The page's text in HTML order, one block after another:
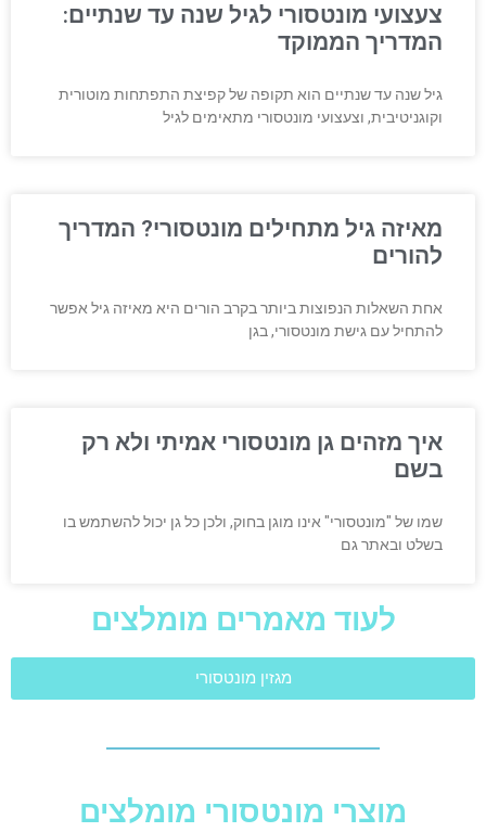
צעצועי מונטסורי לגיל שנה עד שנתיים:
המדריך הממוקד
גיל שנה עד שנתיים הוא תקופה של קפיצת התפתחות מוטורית
וקוגניטיבית, וצעצועי מונטסורי מתאימים לגיל
מאיזה גיל מתחילים מונטסורי? המדריך
להורים
אחת השאלות הנפוצות ביותר בקרב הורים היא מאיזה גיל אפשר
להתחיל עם גישת מונטסורי, בגן
איך מזהים גן מונטסורי אמיתי ולא רק
בשם
שמו של "מונטסורי" אינו מוגן בחוק, ולכן כל גן יכול להשתמש בו
בשלט ובאתר גם
לעוד מאמרים מומלצים
מגזין מונטסורי
מוצרי מונטסורי מומלצים